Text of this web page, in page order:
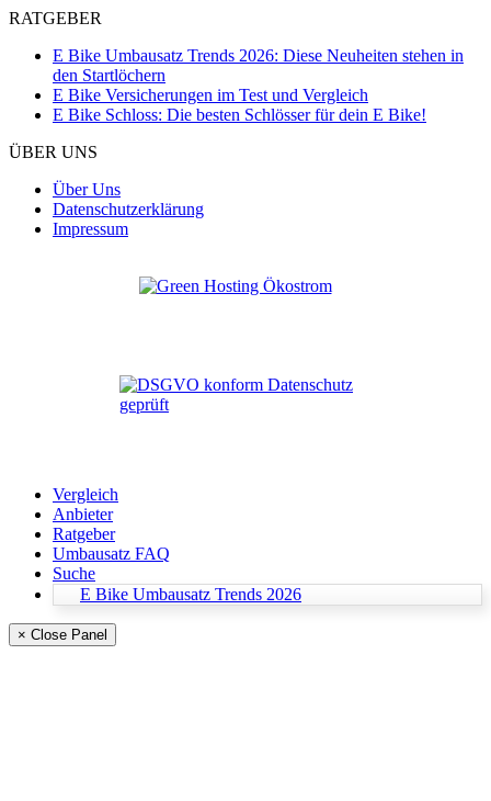
RATGEBER
E Bike Umbausatz Trends 2026: Diese Neuheiten stehen in
den Startlöchern
E Bike Versicherungen im Test und Vergleich
E Bike Schloss: Die besten Schlösser für dein E Bike!
ÜBER UNS
Über Uns
Datenschutzerklärung
Impressum
Vergleich
Anbieter
Ratgeber
Umbausatz FAQ
Suche
E Bike Umbausatz Trends 2026
× Close Panel